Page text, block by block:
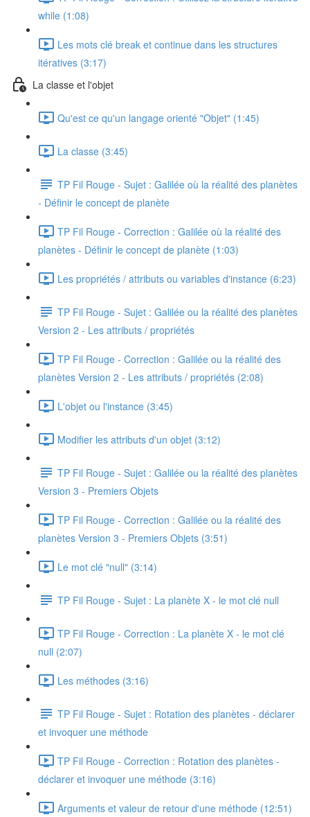
while (1:08)
Les mots clé break et continue dans les structures
itératives (3:17)
La classe et l'objet
Qu'est ce qu'un langage orienté "Objet" (1:45)
La classe (3:45)
TP Fil Rouge - Sujet : Galilée où la réalité des planètes
- Définir le concept de planète
TP Fil Rouge - Correction : Galilée où la réalité des
planètes - Définir le concept de planète (1:03)
Les propriétés / attributs ou variables d'instance (6:23)
TP Fil Rouge - Sujet : Galilée ou la réalité des planètes
Version 2 - Les attributs / propriétés
TP Fil Rouge - Correction : Galilée ou la réalité des
planètes Version 2 - Les attributs / propriétés (2:08)
L'objet ou l'instance (3:45)
Modifier les attributs d'un objet (3:12)
TP Fil Rouge - Sujet : Galilée ou la réalité des planètes
Version 3 - Premiers Objets
TP Fil Rouge - Correction : Galilée ou la réalité des
planètes Version 3 - Premiers Objets (3:51)
Le mot clé "null" (3:14)
TP Fil Rouge - Sujet : La planète X - le mot clé null
TP Fil Rouge - Correction : La planète X - le mot clé
null (2:07)
Les méthodes (3:16)
TP Fil Rouge - Sujet : Rotation des planètes - déclarer
et invoquer une méthode
TP Fil Rouge - Correction : Rotation des planètes -
déclarer et invoquer une méthode (3:16)
Arguments et valeur de retour d'une méthode (12:51)